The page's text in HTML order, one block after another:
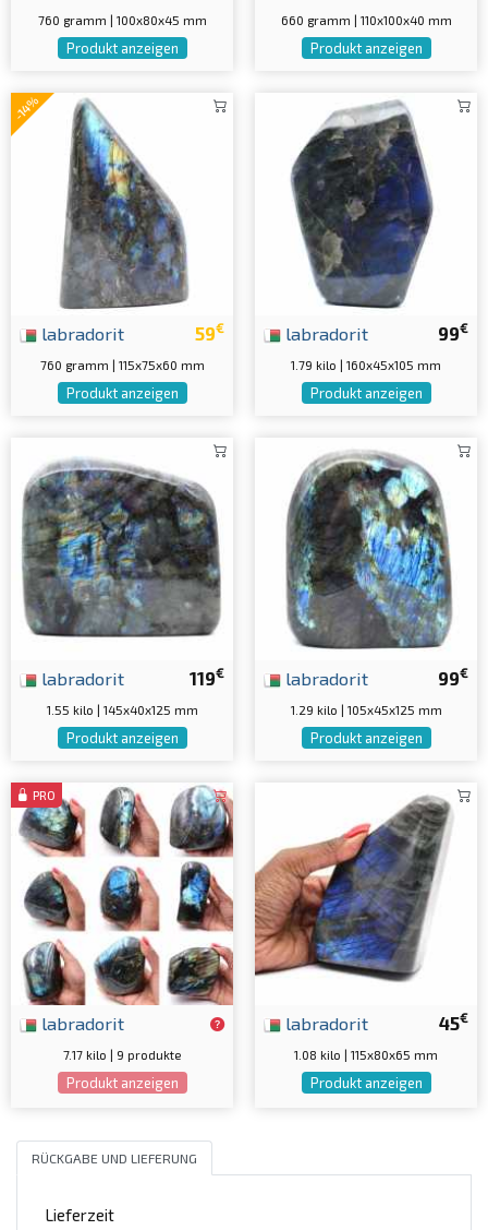
760 gramm | 100x80x45 mm
Produkt anzeigen
660 gramm | 110x100x40 mm
Produkt anzeigen
-14%
59€
labradorit
760 gramm | 115x75x60 mm
Produkt anzeigen
99€
labradorit
1.79 kilo | 160x45x105 mm
Produkt anzeigen
119€
labradorit
1.55 kilo | 145x40x125 mm
Produkt anzeigen
99€
labradorit
1.29 kilo | 105x45x125 mm
Produkt anzeigen
PRO
labradorit
7.17 kilo | 9 produkte
Produkt anzeigen
45€
labradorit
1.08 kilo | 115x80x65 mm
Produkt anzeigen
RÜCKGABE UND LIEFERUNG
Lieferzeit